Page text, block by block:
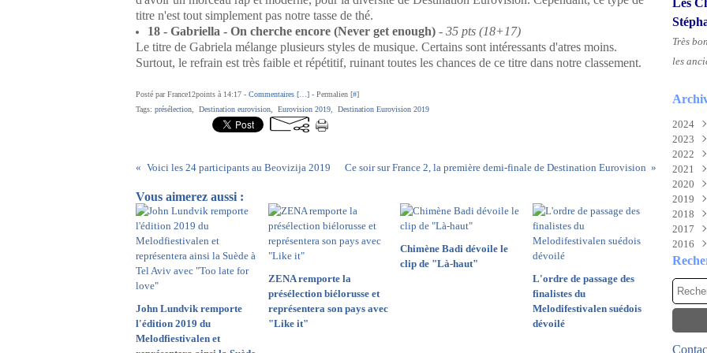
titre n'est tout simplement pas notre tasse de thé.
18 - Gabriella - On cherche encore (Never get enough) - 35 pts (18+17)
Le titre de Gabriela mélange plusieurs styles de musique. Certains sont intéressants d'atres moins.
Surtout, le refrain est très faible et répétitif, ruinant toutes les chances de ce titre dans notre classement.
Posté par France12points à 14:17 - Commentaires [ ] - Permalien [#]
Tags: présélection Destination eurovision Eurovision 2019 Destination Eurovision 2019
Voici les 24 participants au Beovizija 2019 Ce soir sur France 2, la première demi-finale de Destination Eurovision
Vous aimerez aussi :
John Lundvik remporte
l'édition 2019 du
Melodfiestivalen et
ZENA remporte la
présélection biélorusse et
représentera son pays avec
"Like it"
Chimène Badi dévoile le
clip de "Là-haut"
L'ordre de passage des
finalistes du
Melodifestivalen suédois
dévoilé
Les
Très
les
2024
Août
Juin
Mai
2023
2022
Mai
Mars
2021
Août
2020
Mai
2019
Mai
2018
Mai
2017
Juin
Mai
2016
Juin